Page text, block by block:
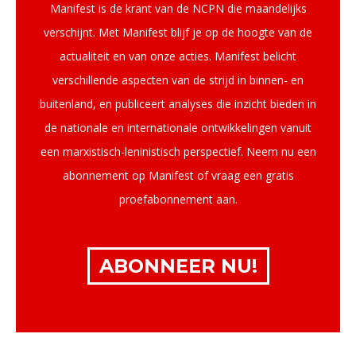
Manifest is de krant van de NCPN die maandelijks
verschijnt. Met Manifest blijf je op de hoogte van de
actualiteit en van onze acties. Manifest belicht
verschillende aspecten van de strijd in binnen- en
buitenland, en publiceert analyses die inzicht bieden in
de nationale en internationale ontwikkelingen vanuit
een marxistisch-leninistisch perspectief. Neem nu een
abonnement op Manifest of vraag een gratis
proefabonnement aan.
ABONNEER NU!